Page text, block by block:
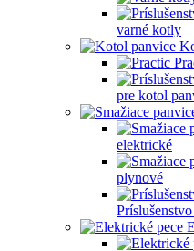
varné kotly
pre kotol
elektrické
plynové